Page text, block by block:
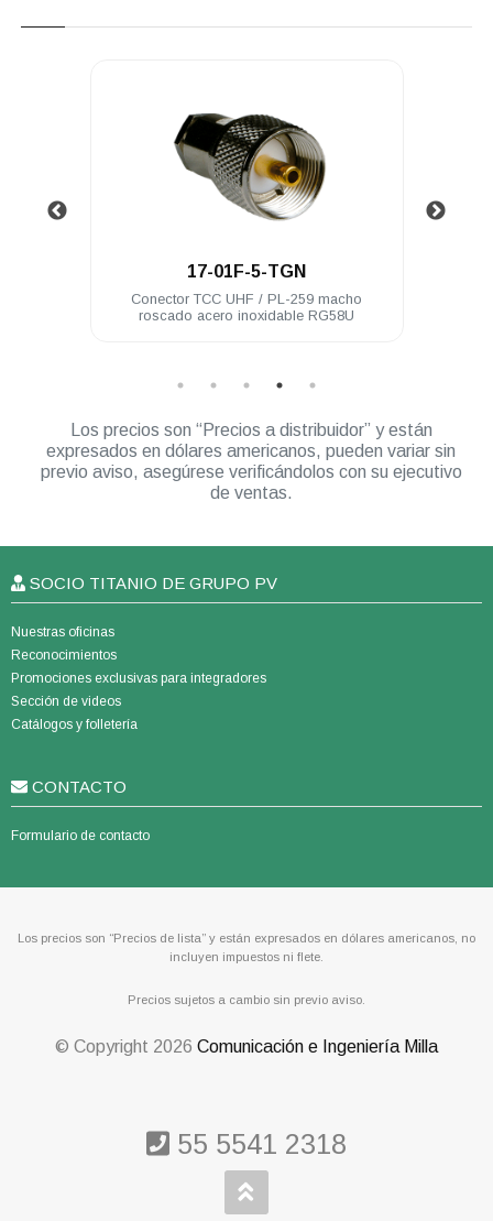
17-01F-5-TGN
Conector TCC UHF / PL-259 macho
roscado acero inoxidable RG58U
Los precios son “Precios a distribuidor” y están
expresados en dólares americanos, pueden variar sin
previo aviso, asegúrese verificándolos con su ejecutivo
de ventas.
SOCIO TITANIO DE GRUPO PV
Nuestras oficinas
Reconocimientos
Promociones exclusivas para integradores
Sección de videos
Catálogos y folletería
CONTACTO
Formulario de contacto
Los precios son “Precios de lista” y están expresados en dólares americanos, no
incluyen impuestos ni flete.
Precios sujetos a cambio sin previo aviso.
© Copyright 2026 Comunicación e Ingeniería Milla
55 5541 2318